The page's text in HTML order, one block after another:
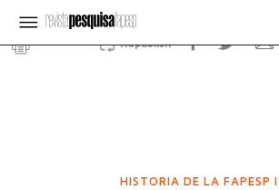
Republish
HISTORIA DE LA FAPESP